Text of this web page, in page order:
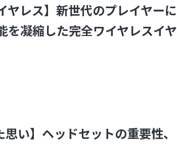
ヤレス】新世代のプレイヤーに
を凝縮した完全ワイヤレスイヤ
い】ヘッドセットの重要性、